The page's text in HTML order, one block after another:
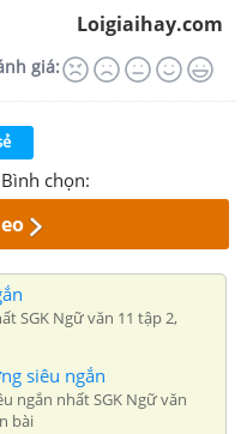
Loigiaihay.com
giá:
Bình chọn:
SGK Ngữ văn 11 tập 2,
siêu ngắn
ngắn nhất SGK Ngữ văn
bài